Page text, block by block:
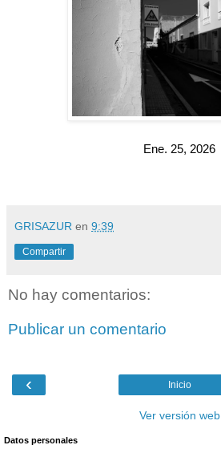
Ene. 25, 2026
GRISAZUR en 9:39
Compartir
No hay comentarios:
Publicar un comentario
‹ Inicio
Ver versión web
Datos personales